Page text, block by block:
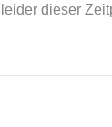
leider dieser